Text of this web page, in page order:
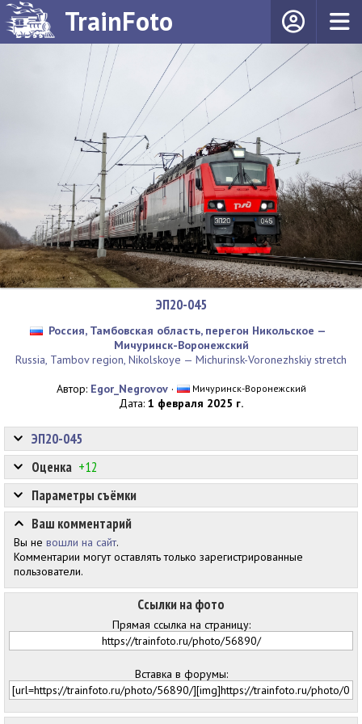
TrainFoto
ЭП20-045
Россия, Тамбовская область, перегон Никольское —
Мичуринск-Воронежский
Russia, Tambov region, Nikolskoye — Michurinsk-Voronezhskiy stretch
Автор: Egor_Negrovov· Мичуринск-Воронежский
Дата: 1 февраля 2025 г.
Оценка +12
Ссылки на фото
Прямая ссылка на страницу:
Вставка в форумы:
ЭП20-045
Параметры съёмки
Ваш комментарий
Вы не вошли на сайт.
Комментарии могут оставлять только зарегистрированные
пользователи.